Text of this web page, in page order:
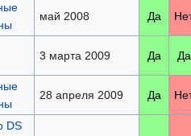
май 2008 Да
3 марта 2009 Да Да
28 апреля 2009 Да
DS